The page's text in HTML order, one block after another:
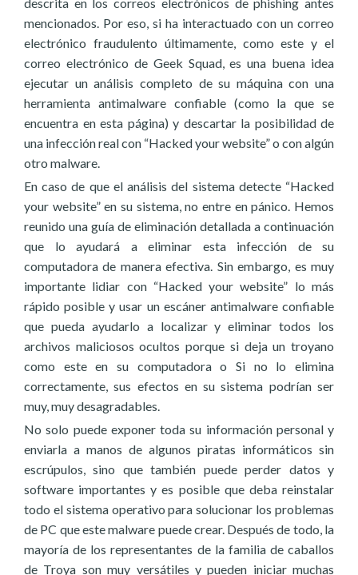
mencionados. Por eso, si ha interactuado con un correo
electrónico fraudulento últimamente, como este y el
correo electrónico de Geek Squad, es una buena idea
ejecutar un análisis completo de su máquina con una
herramienta antimalware confiable (como la que se
encuentra en esta página) y descartar la posibilidad de
una infección real con “Hacked your website” o con algún
otro malware.
En caso de que el análisis del sistema detecte “Hacked
your website” en su sistema, no entre en pánico. Hemos
reunido una guía de eliminación detallada a continuación
que lo ayudará a eliminar esta infección de su
computadora de manera efectiva. Sin embargo, es muy
importante lidiar con “Hacked your website” lo más
rápido posible y usar un escáner antimalware confiable
que pueda ayudarlo a localizar y eliminar todos los
archivos maliciosos ocultos porque si deja un troyano
como este en su computadora o Si no lo elimina
correctamente, sus efectos en su sistema podrían ser
muy, muy desagradables.
No solo puede exponer toda su información personal y
enviarla a manos de algunos piratas informáticos sin
escrúpulos, sino que también puede perder datos y
software importantes y es posible que deba reinstalar
todo el sistema operativo para solucionar los problemas
de PC que este malware puede crear. Después de todo, la
mayoría de los representantes de la familia de caballos
de Troya son muy versátiles y pueden iniciar muchas